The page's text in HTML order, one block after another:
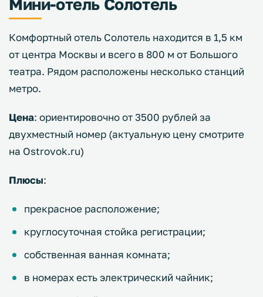
Мини-отель Солотель
Комфортный отель Солотель находится в 1,5 км
от центра Москвы и всего в 800 м от Большого
театра. Рядом расположены несколько станций
метро.
Цена: ориентировочно от 3500 рублей за
двухместный номер (актуальную цену смотрите
на Ostrovok.ru)
Плюсы:
прекрасное расположение;
круглосуточная стойка регистрации;
собственная ванная комната;
в номерах есть электрический чайник;